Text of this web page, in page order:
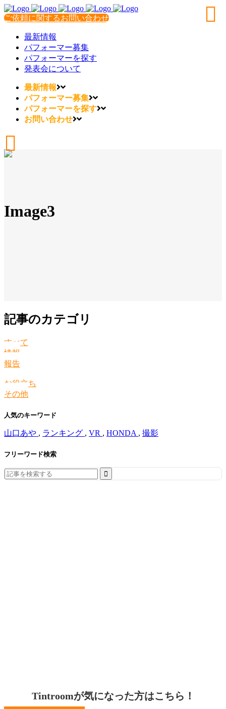
ご依頼に関するお問い合わせ
最新情報
パフォーマー募集
パフォーマーを探す
発表会について
最新情報
パフォーマー募集
パフォーマーを探す
お問い合わせ
Image3
記事のカテゴリ
すべて
情報
報告
お役立ち
その他
人気のキーワード
山口あや , ランキング , VR , HONDA , 撮影
フリーワード検索
Search
for:
Tintroomが気になった方はこちら！